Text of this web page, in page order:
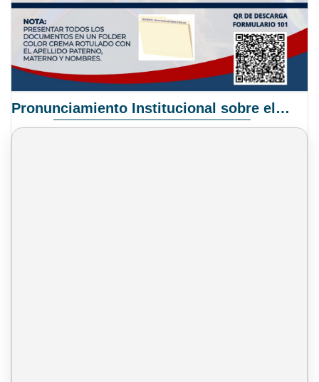
Pronunciamiento Institucional sobre el Proyecto de Ley N° 068/2025-2026 C.S.